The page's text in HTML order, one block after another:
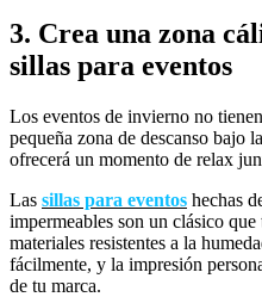
3. Crea una zona
sillas para eventos
Los eventos de invierno no
pequeña zona de descanso bajo
ofrecerá un momento de relax
Las sillas para eventos hechas
impermeables son un clásico
materiales resistentes a la
fácilmente, y la impresión
de tu marca.